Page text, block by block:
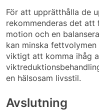
För att upprätthålla de
rekommenderas det
motion och en
kan minska
viktigt att komma ihåg
en hälsosam livsstil.
Avslutning